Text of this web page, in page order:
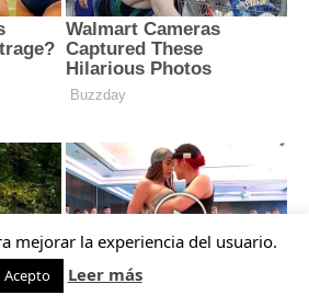
mejorar la experiencia del usuario.
Acepto Leer más